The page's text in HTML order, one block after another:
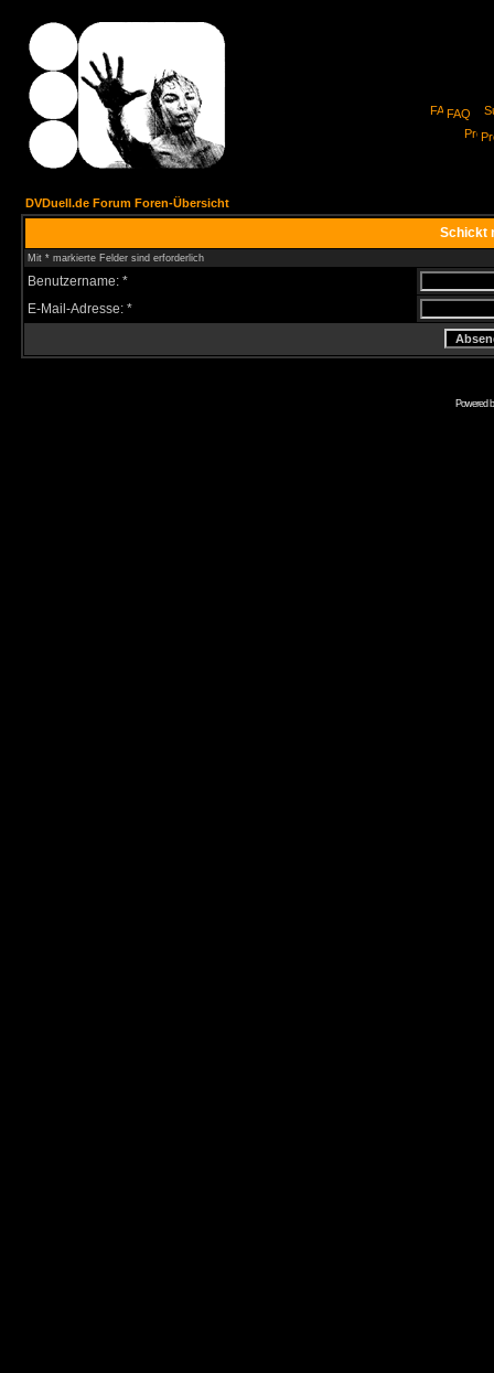
FAQ
DVDuell.de Forum Foren-Übersicht
Schickt
Mit * markierte Felder sind erforderlich
Benutzername: *
E-Mail-Adresse: *
Powered